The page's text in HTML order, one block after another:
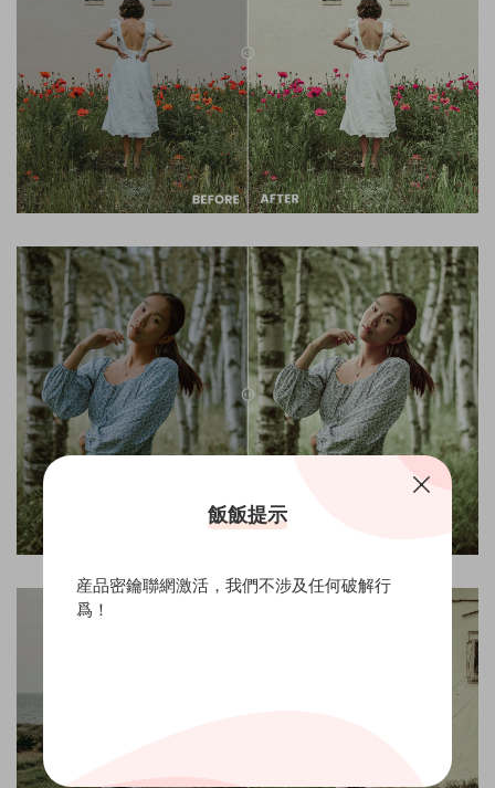
飯飯提示
産品密鑰聯網激活，我們不涉及任何破解行
爲！